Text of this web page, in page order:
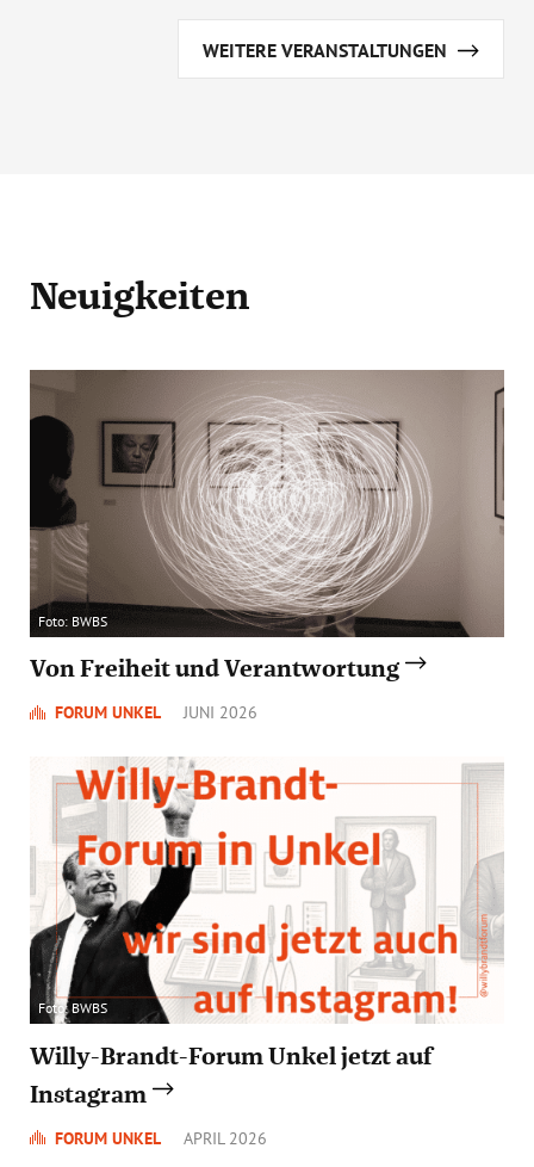
WEITERE VERANSTALTUNGEN
Neuigkeiten
Foto: BWBS
Von Freiheit und Verantwortung
FORUM UNKEL JUNI 2026
Foto: BWBS
Willy-Brandt-Forum Unkel jetzt auf
Instagram
FORUM UNKEL APRIL 2026